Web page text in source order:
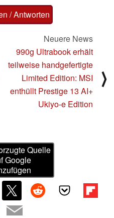
/ Antworten
Neuere News
990g Ultrabook erhält
teilweise handgefertigte
Limited Edition: MSI
enthüllt Prestige 13 AI+
Ukiyo-e Edition
⟩
Quelle
Google